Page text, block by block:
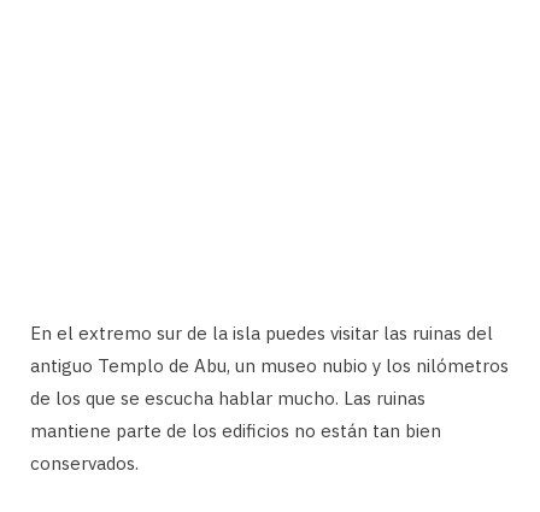
En el extremo sur de la isla puedes visitar las ruinas del
antiguo Templo de Abu, un museo nubio y los nilómetros
de los que se escucha hablar mucho. Las ruinas
mantiene parte de los edificios no están tan bien
conservados.